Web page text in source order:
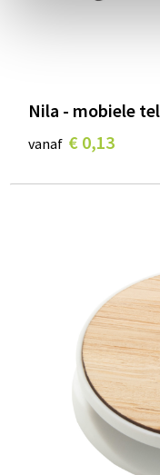
Nila - mobiele
vanaf € 0,13